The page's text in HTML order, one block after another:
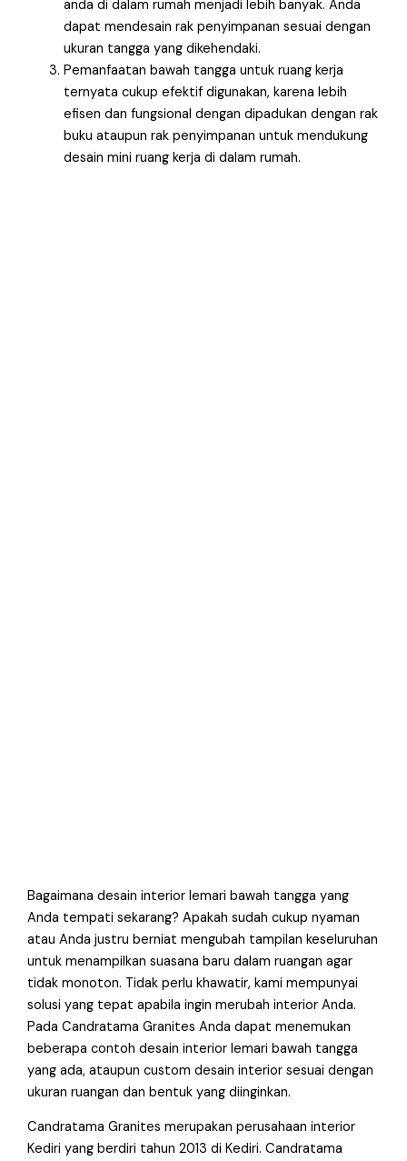
anda di dalam rumah menjadi lebih banyak. Anda
dapat mendesain rak penyimpanan sesuai dengan
ukuran tangga yang dikehendaki.
Pemanfaatan bawah tangga untuk ruang kerja
ternyata cukup efektif digunakan, karena lebih
efisen dan fungsional dengan dipadukan dengan rak
buku ataupun rak penyimpanan untuk mendukung
desain mini ruang kerja di dalam rumah.
Bagaimana desain interior lemari bawah tangga yang
Anda tempati sekarang? Apakah sudah cukup nyaman
atau Anda justru berniat mengubah tampilan keseluruhan
untuk menampilkan suasana baru dalam ruangan agar
tidak monoton. Tidak perlu khawatir, kami mempunyai
solusi yang tepat apabila ingin merubah interior Anda.
Pada Candratama Granites Anda dapat menemukan
beberapa contoh desain interior lemari bawah tangga
yang ada, ataupun custom desain interior sesuai dengan
ukuran ruangan dan bentuk yang diinginkan.
Candratama Granites merupakan perusahaan interior
Kediri yang berdiri tahun 2013 di Kediri. Candratama